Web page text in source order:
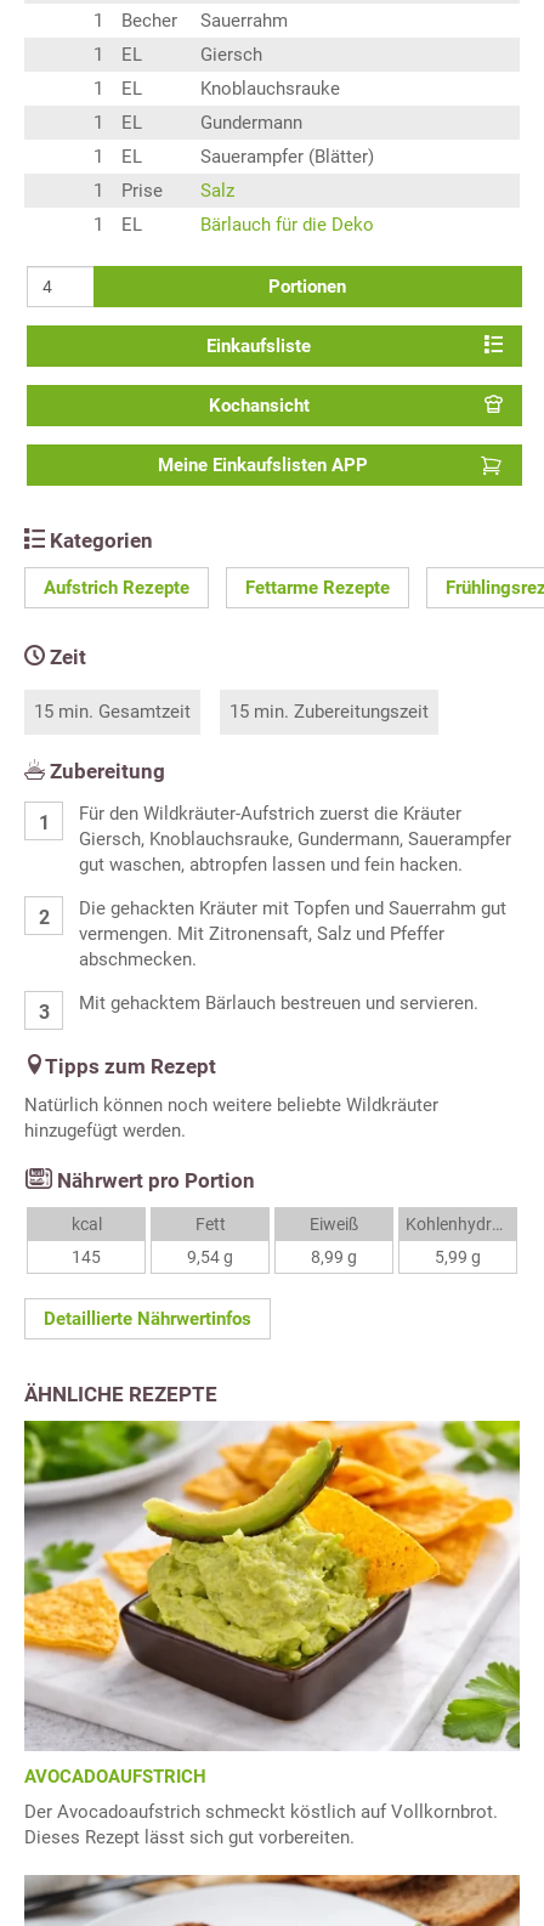
1
Becher
Sauerrahm
1
EL
Giersch
1
EL
Knoblauchsrauke
1
EL
Gundermann
1
EL
Sauerampfer (Blätter)
1
Prise
Salz
1
EL Bärlauch für die Deko
Portionen
Einkaufsliste
Kochansicht
Meine Einkaufslisten APP
Kategorien
Aufstrich Rezepte Fettarme Rezepte
Zeit
15 min. Gesamtzeit 15 min. Zubereitungszeit
Zubereitung
Für den Wildkräuter-Aufstrich zuerst die Kräuter
Giersch, Knoblauchsrauke, Gundermann, Sauerampfer
gut waschen, abtropfen lassen und fein hacken.
Die gehackten Kräuter mit Topfen und Sauerrahm gut
vermengen. Mit Zitronensaft, Salz und Pfeffer
abschmecken.
Mit gehacktem Bärlauch bestreuen und servieren.
Tipps zum Rezept
Natürlich können noch weitere beliebte Wildkräuter
hinzugefügt werden.
Nährwert pro Portion
kcal
145
Fett
9,54 g
Eiweiß
8,99 g
Kohlenhydrate
5,99 g
Detaillierte Nährwertinfos
ÄHNLICHE REZEPTE
AVOCADOAUFSTRICH
Der Avocadoaufstrich schmeckt köstlich auf Vollkornbrot.
Dieses Rezept lässt sich gut vorbereiten.